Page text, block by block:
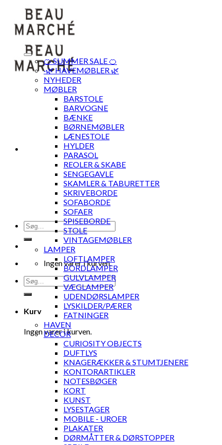
content
Søg
efter:
Ingen varer i kurven.
Søg
efter:
Kurv
Ingen varer i kurven.
🍊 SUMMER SALE 🍊
·🌿 HAVEMØBLER 🌿
NYHEDER
MØBLER
BARSTOLE
BARVOGNE
BÆNKE
BØRNEMØBLER
LÆNESTOLE
HYLDER
PARASOL
REOLER & SKABE
SENGEGAVLE
SKAMLER & TABURETTER
SKRIVEBORDE
SOFABORDE
SOFAER
SPISEBORDE
STOLE
VINTAGEMØBLER
LAMPER
LOFTLAMPER
BORDLAMPER
GULVLAMPER
VÆGLAMPER
UDENDØRSLAMPER
LYSKILDER/PÆRER
FATNINGER
HAVEN
DECOR
CURIOSITY OBJECTS
DUFTLYS
KNAGERÆKKER & STUMTJENERE
KONTORARTIKLER
NOTESBØGER
KORT
KUNST
LYSESTAGER
MOBILE - UROER
PLAKATER
DØRMÅTTER & DØRSTOPPER